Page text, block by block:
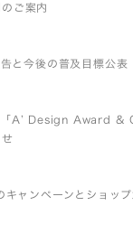
ご案内
と今後の普及目標公表
「A’ Design Award
キャンペーンとショッ